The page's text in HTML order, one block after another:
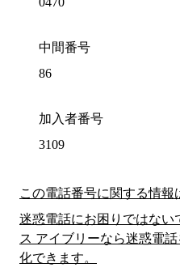
中間番号
86
加入者番号
3109
この電話番号に関する情報
迷惑電話にお困りではな
ス アイブリーなら迷惑電
化できます。